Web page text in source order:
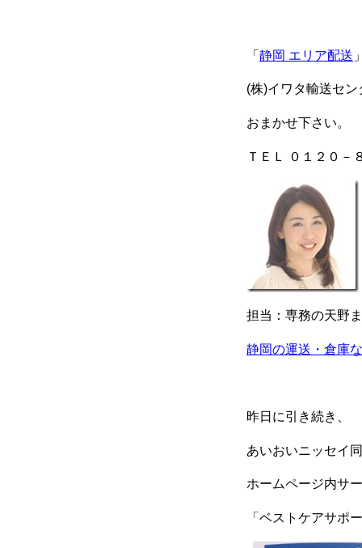
「 静岡 エリア配送
(株)イワタ輸送セン
おまかせ下さい。
ＴＥＬ ０１２０－
担当：専務の天野
静岡の運送・倉庫
昨日に引き続き、
あいおいニッセイ
ホームページ内サ
「ベストケアサポ